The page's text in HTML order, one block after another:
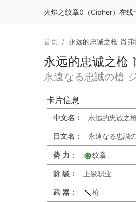
火焰之纹章0（Cipher）在线
首页 / 永远的忠诚之枪 肖弗
永远的忠诚之枪
永遠なる忠誠の槍
卡片信息
中文名： 永远的忠诚之
日文名： 永遠なる忠誠
势 力： 纹章
阶 级： 上级职业
武 器： 枪